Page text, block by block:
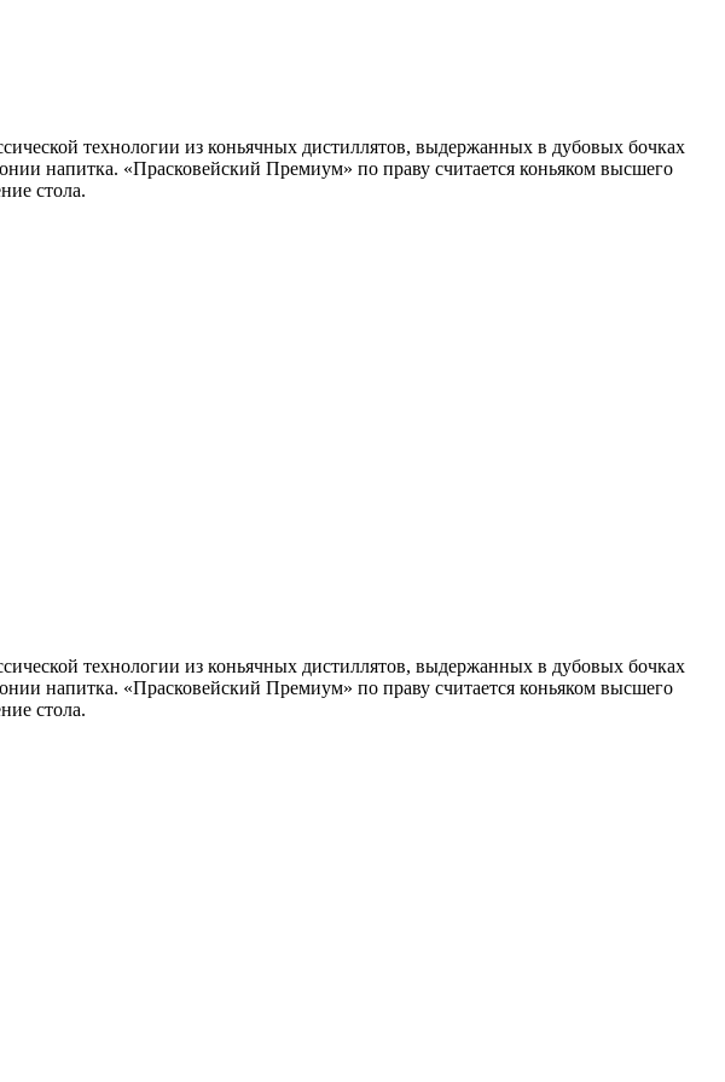
технологии из коньячных дистиллятов, выдержанных в дубовых бочках
напитка. «Прасковейский Премиум» по праву считается коньяком высшего
стола.
технологии из коньячных дистиллятов, выдержанных в дубовых бочках
напитка. «Прасковейский Премиум» по праву считается коньяком высшего
стола.